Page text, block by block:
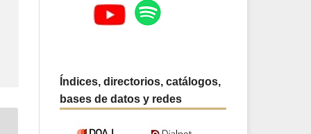
Índices, directorios, catálogos,
bases de datos y redes